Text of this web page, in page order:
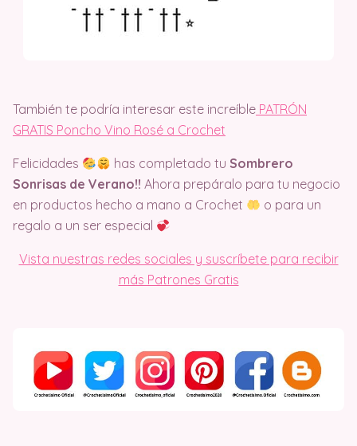
También te podría interesar este increíble PATRÓN
GRATIS Poncho Vino Rosé a Crochet
Felicidades has completado tuSombrero
Sonrisas de Verano!! Ahora prepáralo para tu negocio
en productos hecho a mano a Crochet
o para un
regalo a un ser especial
Vista nuestras redes sociales y suscríbete para recibir
más Patrones Gratis